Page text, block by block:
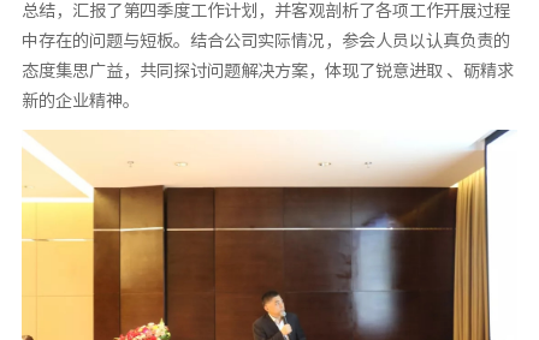
总结，汇报了第四季度工作计划，并客观剖析了各项工作开展过程
中存在的问题与短板。结合公司实际情况，参会人员以认真负责的
态度集思广益，共同探讨问题解决方案，体现了锐意进取 、砺精求
新的企业精神。